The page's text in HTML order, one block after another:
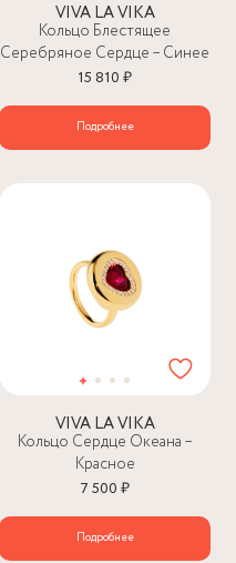
VIVA LA VIKA
Кольцо Блестящее
Серебряное Сердце – Синее
15 810 ₽
Подробнее
VIVA LA VIKA
Кольцо Сердце Океана –
Красное
7 500 ₽
Подробнее